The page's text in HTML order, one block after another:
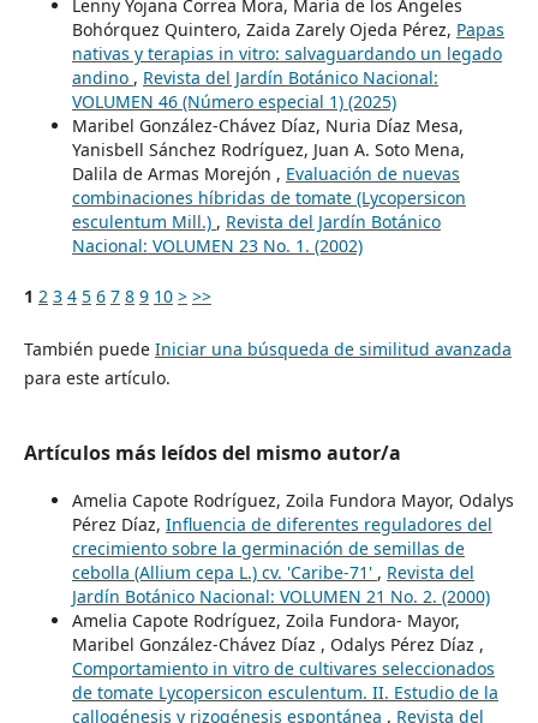
Lenny Yojana Correa Mora, María de los Ángeles
Bohórquez Quintero, Zaida Zarely Ojeda Pérez, Papas
nativas y terapias in vitro: salvaguardando un legado
andino , Revista del Jardín Botánico Nacional:
VOLUMEN 46 (Número especial 1) (2025)
Maribel González-Chávez Díaz, Nuria Díaz Mesa,
Yanisbell Sánchez Rodríguez, Juan A. Soto Mena,
Dalila de Armas Morejón , Evaluación de nuevas
combinaciones híbridas de tomate (Lycopersicon
esculentum Mill.) , Revista del Jardín Botánico
Nacional: VOLUMEN 23 No. 1. (2002)
1 2 3 4 5 6 7 8 9 10 > >>
También puede Iniciar una búsqueda de similitud avanzada
para este artículo.
Artículos más leídos del mismo autor/a
Amelia Capote Rodríguez, Zoila Fundora Mayor, Odalys
Pérez Díaz, Influencia de diferentes reguladores del
crecimiento sobre la germinación de semillas de
cebolla (Allium cepa L.) cv. 'Caribe-71' , Revista del
Jardín Botánico Nacional: VOLUMEN 21 No. 2. (2000)
Amelia Capote Rodríguez, Zoila Fundora- Mayor,
Maribel González-Chávez Díaz , Odalys Pérez Díaz ,
Comportamiento in vitro de cultivares seleccionados
de tomate Lycopersicon esculentum. II. Estudio de la
callogénesis y rizogénesis espontánea , Revista del